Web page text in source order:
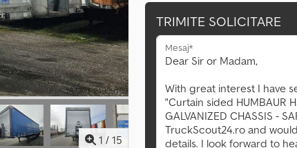
1 / 15
TRIMITE SOLICITARE
Mesaj*